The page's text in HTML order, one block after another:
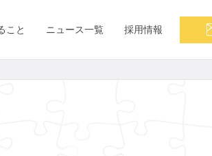
こと ニュース一覧 採用情報